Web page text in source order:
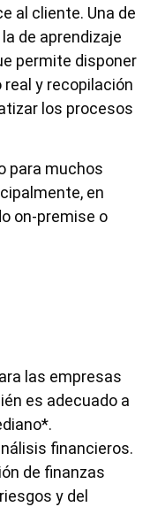
al cliente. Una de
de aprendizaje
permite disponer
y recopilación
los procesos
para muchos
en
on-premise o
las empresas
es adecuado a
financieros.
de finanzas
y del